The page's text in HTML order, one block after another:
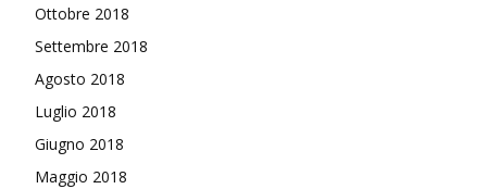
Ottobre 2018
Settembre 2018
Agosto 2018
Luglio 2018
Giugno 2018
Maggio 2018